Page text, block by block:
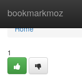
bookmarkmoz
Home
Home
1